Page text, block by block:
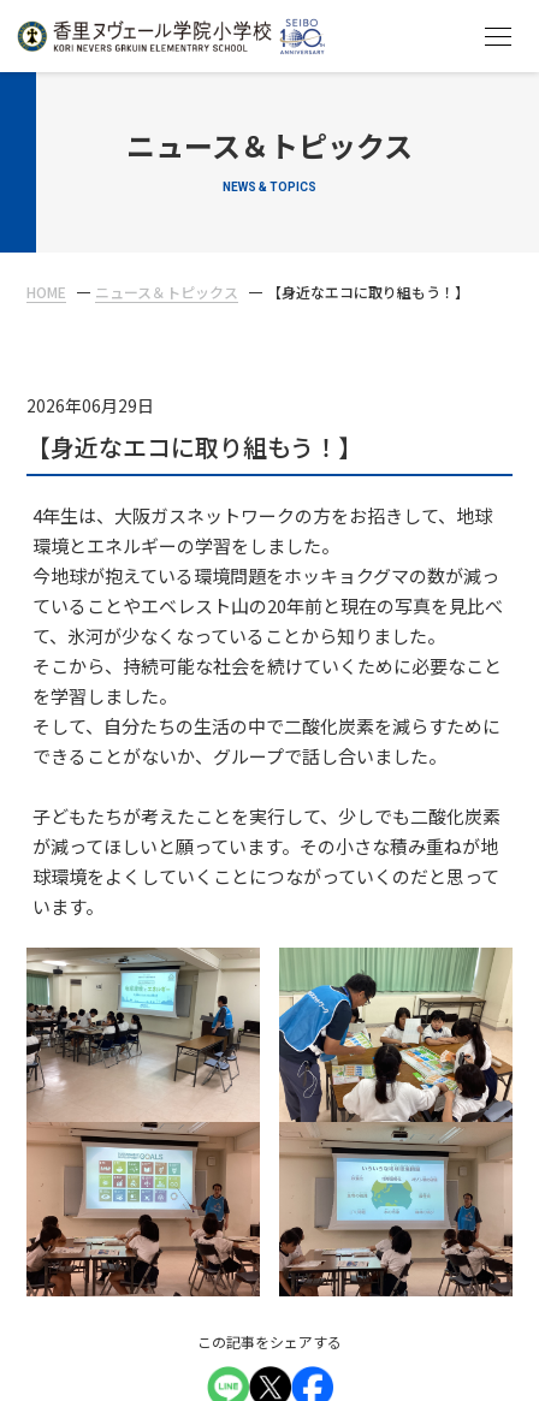
アクセス
よくあるご質問
資料請求・お問合せ
在校生・保護者の方へ
ニュース＆トピックス
NEWS & TOPICS
HOME ニュース＆トピックス 【身近なエコに取り組もう！】
2026年06月29日
【身近なエコに取り組もう！】
4年生は、大阪ガスネットワークの方をお招きして、地球
環境とエネルギーの学習をしました。
今地球が抱えている環境問題をホッキョクグマの数が減っ
ていることやエベレスト山の20年前と現在の写真を見比べ
て、氷河が少なくなっていることから知りました。
そこから、持続可能な社会を続けていくために必要なこと
を学習しました。
そして、自分たちの生活の中で二酸化炭素を減らすために
できることがないか、グループで話し合いました。
子どもたちが考えたことを実行して、少しでも二酸化炭素
が減ってほしいと願っています。その小さな積み重ねが地
球環境をよくしていくことにつながっていくのだと思って
います。
この記事をシェアする